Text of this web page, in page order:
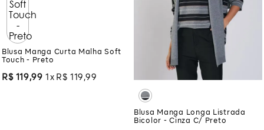
Blusa Manga Longa Listrada
Bicolor - Cinza C/ Preto